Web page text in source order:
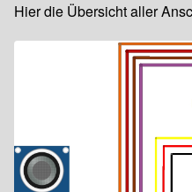
Hier die Übersicht aller